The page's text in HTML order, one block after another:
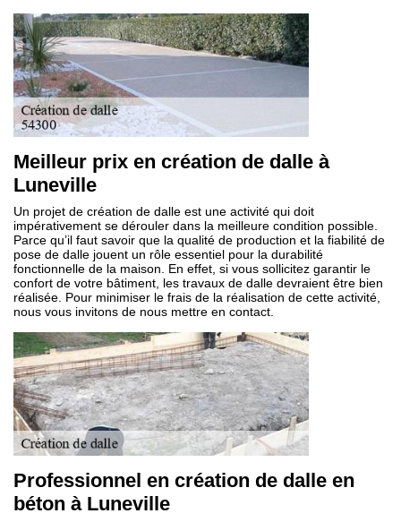
Meilleur prix en création de dalle à
Luneville
Un projet de création de dalle est une activité qui doit
impérativement se dérouler dans la meilleure condition possible.
Parce qu’il faut savoir que la qualité de production et la fiabilité de
pose de dalle jouent un rôle essentiel pour la durabilité
fonctionnelle de la maison. En effet, si vous sollicitez garantir le
confort de votre bâtiment, les travaux de dalle devraient être bien
réalisée. Pour minimiser le frais de la réalisation de cette activité,
nous vous invitons de nous mettre en contact.
Professionnel en création de dalle en
béton à Luneville